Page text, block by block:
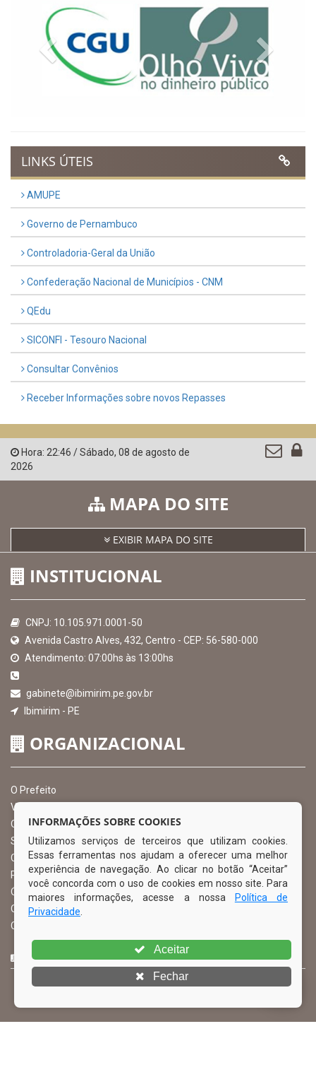
Previous
LINKS ÚTEIS
AMUPE
Governo de Pernambuco
Controladoria-Geral da União
Confederação Nacional de Municípios - CNM
QEdu
SICONFI - Tesouro Nacional
Consultar Convênios
Receber Informações sobre novos Repasses
Hora: 22:46 /Sábado, 08 de agosto de
2026
MAPA DO SITE
EXIBIR MAPA DO SITE
INSTITUCIONAL
CNPJ: 10.105.971.0001-50
Avenida Castro Alves, 432, Centro - CEP: 56-580-000
Atendimento: 07:00hs às 13:00hs
gabinete@ibimirim.pe.gov.br
Ibimirim - PE
ORGANIZACIONAL
O Prefeito
Vice Prefeito
Ouvidoria Municipal
Serviço de Informação ao Cidadão – SIC
Chefe de Gabinete
Procuradoria Geral
Órgão de Controle Interno
Organograma
Comissão Permanente de Licitação – CPL
CURTA NOSSA FAN PAGE
INFORMAÇÕES SOBRE COOKIES
Utilizamos serviços de terceiros que utilizam cookies.
Essas ferramentas nos ajudam a oferecer uma melhor
experiência de navegação. Ao clicar no botão “Aceitar”
você concorda com o uso de cookies em nosso site. Para
maiores informações, acesse a nossa
Política de
Privacidade
Aceitar
Fechar